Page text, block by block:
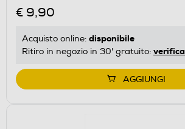
€ 9,90
Acquisto online: disponibile
Ritiro in negozio in 30' gratuito: verifica
AGGIUNGI